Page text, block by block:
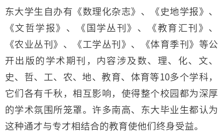
东大学生自办有《数理化杂志》、《史地学报》、
《文哲学报》、《国学丛刊》、《教育汇刊》、
《农业丛刊》、《工学丛刊》、《体育季刊》等公
开出版的学术期刊，内容涉及数、理、化、文、
史、哲、工、农、地、教育、体育等10多个学科，
它们各有千秋，相互影响，使得整个校园都为深厚
的学术氛围所笼罩。许多南高、东大毕业生都认为
这种通才与专才相结合的教育使他们终身受益。